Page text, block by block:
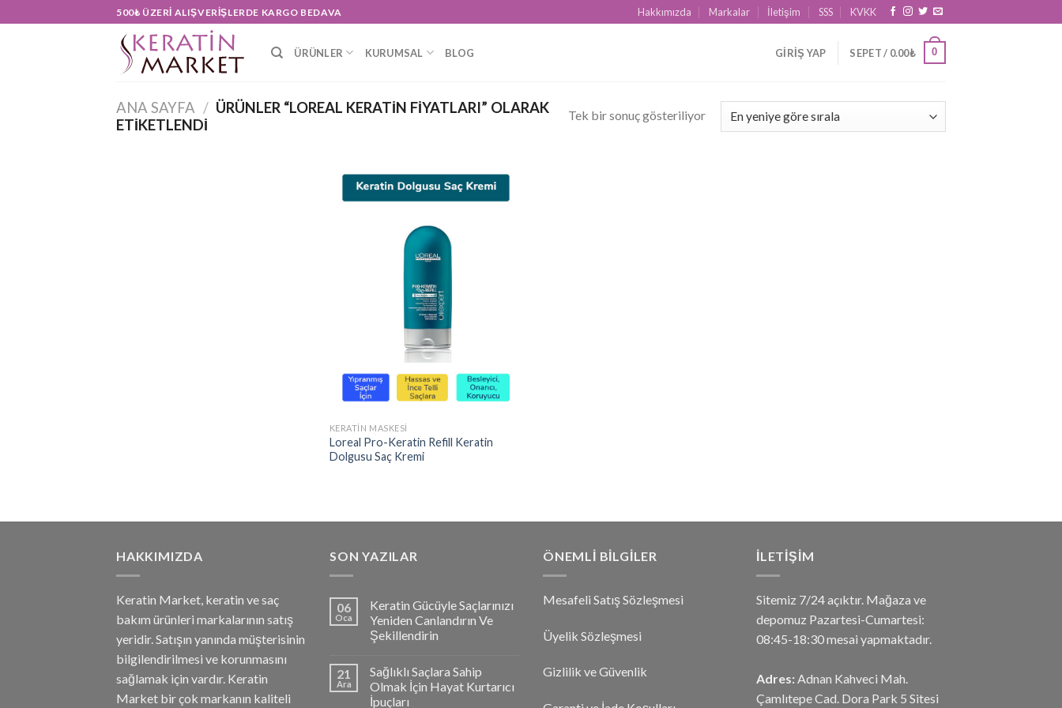
to
500₺ ÜZERI ALIŞVERIŞLERDE KARGO BEDAVA Hakkımızda Markalar İletişim SSS KVKK
ÜRÜNLER KURUMSAL BLOG GIRIŞ YAP SEPET / 0.00₺ 0
ANA SAYFA / ÜRÜNLER “LOREAL KERATIN FIYATLARI” OLARAK
ETIKETLENDI
Tek bir sonuç gösteriliyor
Add to
KERATIN MASKESI
Loreal Pro-Keratin Refill Keratin
Dolgusu Saç Kremi
HAKKIMIZDA
Keratin Market, keratin ve saç
bakım ürünleri markalarının satış
yeridir. Satışın yanında müşterisinin
bilgilendirilmesi ve korunmasını
sağlamak için vardır. Keratin
Market bir çok markanın kaliteli
SON YAZILAR
06
Oca
Keratin Gücüyle Saçlarınızı
Yeniden Canlandırın Ve
Şekillendirin
21
Ara
Sağlıklı Saçlara Sahip
Olmak İçin Hayat Kurtarıcı
İpuçları
ÖNEMLI BILGILER
Mesafeli Satış Sözleşmesi
Üyelik Sözleşmesi
Gizlilik ve Güvenlik
İLETIŞIM
Sitemiz 7/24 açıktır. Mağaza ve
depomuz Pazartesi-Cumartesi:
08:45-18:30 mesai yapmaktadır.
Adres: Adnan Kahveci Mah.
Çamlıtepe Cad. Dora Park 5 Sitesi